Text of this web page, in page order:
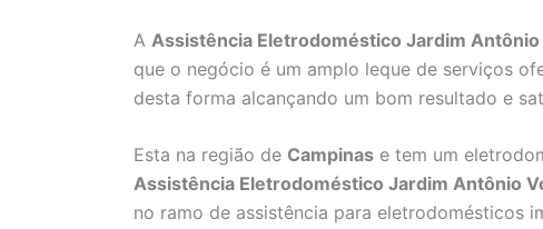
A Assistência Eletrodoméstico Jardim Antônio
que o negócio é um amplo leque de serviços
desta forma alcançando um bom resultado e
Esta na região de Campinas e tem um
Assistência Eletrodoméstico Jardim Antônio
no ramo de assistência para eletrodomésticos